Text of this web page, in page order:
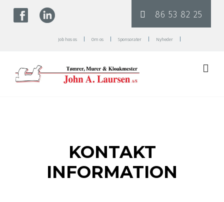
86 53 82 25
Job hos os| Om os| Sponsorater| Nyheder|
KONTAKT
INFORMATION